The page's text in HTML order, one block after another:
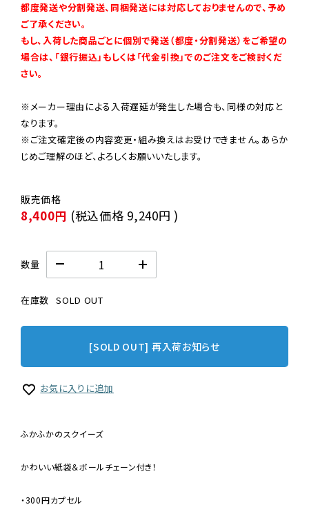
都度発送や分割発送、同梱発送には対応しておりませんので、予め
ご了承ください。
もし、入荷した商品ごとに個別で発送（都度・分割発送）をご希望の
場合は、「銀行振込」もしくは「代金引換」でのご注文をご検討くだ
さい。
※メーカー理由による入荷遅延が発生した場合も、同様の対応と
なります。
※ご注文確定後の内容変更・組み換えはお受けできません。あらか
じめご理解のほど、よろしくお願いいたします。
8,400円 (税込価格 9,240円 )
数量
在庫数 SOLD OUT
[SOLD OUT] 再入荷お知らせ
お気に入りに追加
ふかふかのスクイーズ
かわいい紙袋＆ボールチェーン付き！
・300円カプセル